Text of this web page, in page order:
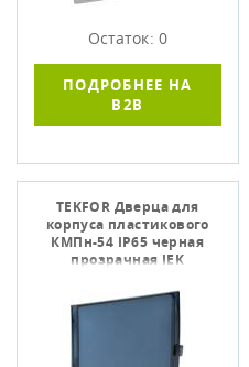
Остаток: 0
ПОДРОБНЕЕ НА
B2B
TEKFOR Дверца для
корпуса пластикового
КМПн-54 IP65 черная
прозрачная IEK